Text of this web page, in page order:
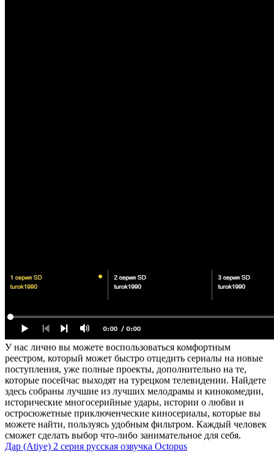
У нас лично вы можете воспользоваться комфортным
реестром, который может быстро отцедить сериалы на новые
поступления, уже полные проекты, дополнительно на те,
которые посейчас выходят на турецком телевидении. Найдете
здесь собраны лучшие из лучших мелодрамы и кинокомедии,
исторические многосерийные удары, истории о любви и
остросюжетные приключенческие киносериалы, которые вы
можете найти, пользуясь удобным фильтром. Каждый человек
сможет сделать выбор что-либо занимательное для себя.
Дар (Atiye) 2 серия русская озвучка Octopus